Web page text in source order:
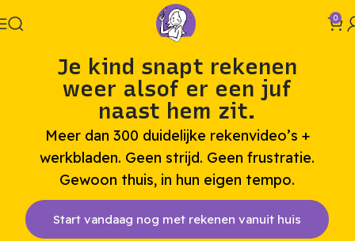
0
Je kind snapt rekenen
weer alsof er een juf
naast hem zit.
Meer dan 300 duidelijke rekenvideo’s +
werkbladen. Geen strijd. Geen frustratie.
Gewoon thuis, in hun eigen tempo.
Start vandaag nog met rekenen vanuit huis